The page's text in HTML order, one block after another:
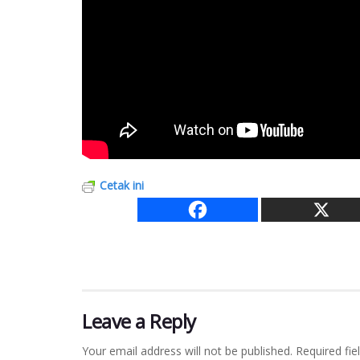
Cetak ini
Leave a Reply
Your email address will not be published. Required